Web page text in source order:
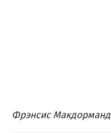
Фрэнсис Макдорманд